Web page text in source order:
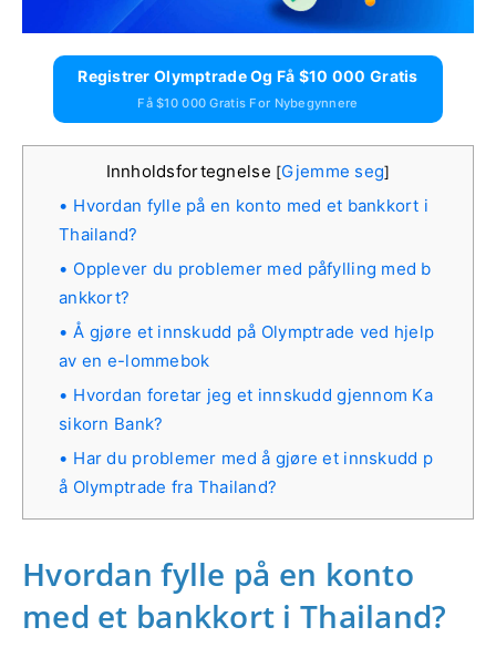
Registrer Olymptrade Og Få $10 000 Gratis
Få $10 000 Gratis For Nybegynnere
Innholdsfortegnelse [Gjemme seg]
Hvordan fylle på en konto med et bankkort i
Thailand?
Opplever du problemer med påfylling med b
ankkort?
Å gjøre et innskudd på Olymptrade ved hjelp
av en e-lommebok
Hvordan foretar jeg et innskudd gjennom Ka
sikorn Bank?
Har du problemer med å gjøre et innskudd p
å Olymptrade fra Thailand?
Hvordan fylle på en konto
med et bankkort i Thailand?